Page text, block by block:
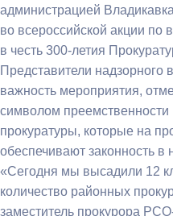
администрацией
во всероссийской акции по
в честь 300-летия
Представители надзорного
важность мероприятия,
символом преемственности
прокуратуры, которые на
обеспечивают законность в
«Сегодня мы высадили 12
количество районных
заместитель прокурора